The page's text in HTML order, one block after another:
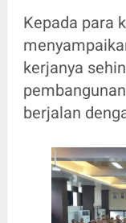
Kepada para
kerjanya
berjalan